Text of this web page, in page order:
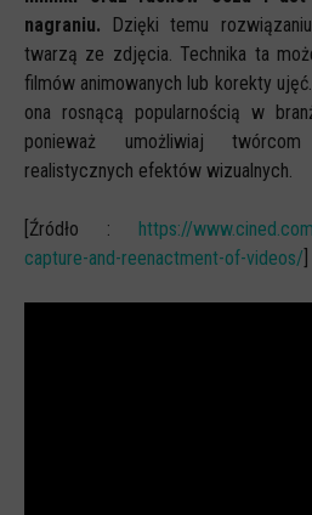
nagraniu. Dzięki temu
twarzą ze zdjęcia. Technika ta
filmów animowanych lub korekty
ona rosnącą popularnością w
ponieważ umożliwiaj
realistycznych efektów wizualnych.
[Źródło : https://
capture-and-reenactment-of-videos/